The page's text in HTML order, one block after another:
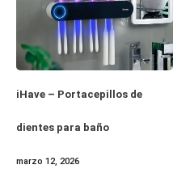
iHave – Portacepillos de
dientes para baño
marzo 12, 2026